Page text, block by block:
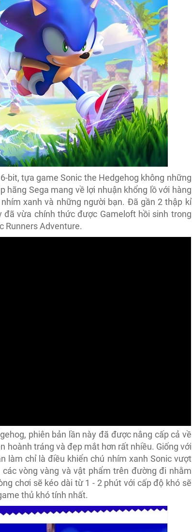
bit, tựa game Sonic the Hedgehog không những
hãng Sega mang về lợi nhuận khổng lồ với hàng
xanh và những người bạn. Đã gần 2 thập kỉ
vừa chính thức được Gameloft hồi sinh trong
Runners Adventure.
phiên bản lần này đã được nâng cấp cả về
hoành tráng và đẹp mắt hơn rất nhiều. Giống với
làm chỉ là điều khiển chú nhím xanh Sonic vượt
vòng vàng và vật phẩm trên đường đi nhằm
chơi sẽ kéo dài từ 1 - 2 phút với cấp độ khó sẽ
thủ khó tính nhất.